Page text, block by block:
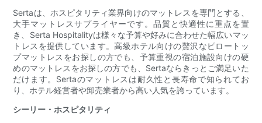
Sertaは、ホスピタリティ業界向けのマットレスを専門とする、
大手マットレスサプライヤーです。品質と快適性に重点を置
き、Serta Hospitalityは様々な予算や好みに合わせた幅広いマッ
トレスを提供しています。高級ホテル向けの贅沢なピロートッ
プマットレスをお探しの方でも、予算重視の宿泊施設向けの硬
めのマットレスをお探しの方でも、Sertaならきっとご満足いた
だけます。Sertaのマットレスは耐久性と長寿命で知られてお
り、ホテル経営者や卸売業者から高い人気を誇っています。
シーリー・ホスピタリティ